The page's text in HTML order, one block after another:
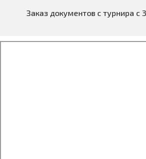
Заказ документов с турнира с